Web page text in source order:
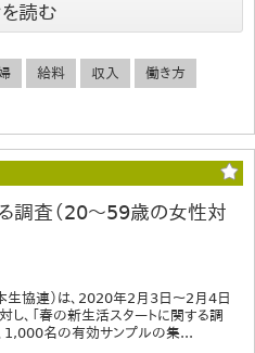
読む
給料 収入 働き方
調査（20～59歳の女性対
生協連）は、2020年2月3日～2月4日
、「春の新生活スタートに関する調
、1,000名の有効サンプルの集...